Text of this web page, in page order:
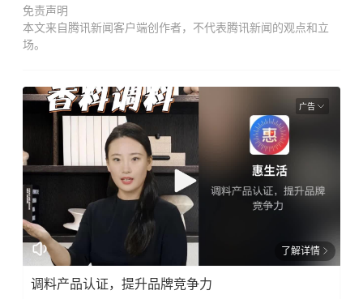
免责声明
本文来自腾讯新闻客户端创作者，不代表腾讯新闻的观点和立
场。
广告
了解详情
调料产品认证，提升品牌竞争力